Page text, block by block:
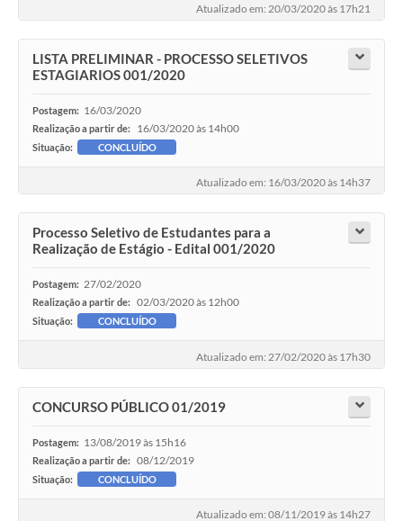
Atualizado em: 20/03/2020 às 17h21
LISTA PRELIMINAR - PROCESSO SELETIVOS
ESTAGIARIOS 001/2020
Postagem: 16/03/2020
Realização a partir de: 16/03/2020 às 14h00
Situação: CONCLUÍDO
Atualizado em: 16/03/2020 às 14h37
Processo Seletivo de Estudantes para a
Realização de Estágio - Edital 001/2020
Postagem: 27/02/2020
Realização a partir de: 02/03/2020 às 12h00
Situação: CONCLUÍDO
Atualizado em: 27/02/2020 às 17h30
CONCURSO PÚBLICO 01/2019
Postagem: 13/08/2019 às 15h16
Realização a partir de: 08/12/2019
Situação: CONCLUÍDO
Atualizado em: 08/11/2019 às 14h27